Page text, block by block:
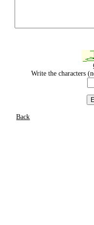
Write the characters
Back